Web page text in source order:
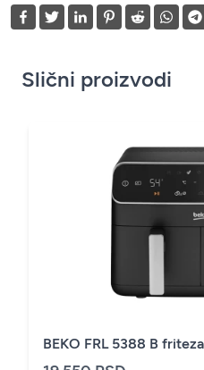
Slični proizvodi
BEKO FRL 5388 B